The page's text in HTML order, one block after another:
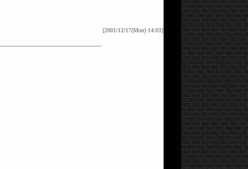
[2001/12/17(Mon) 14:03]